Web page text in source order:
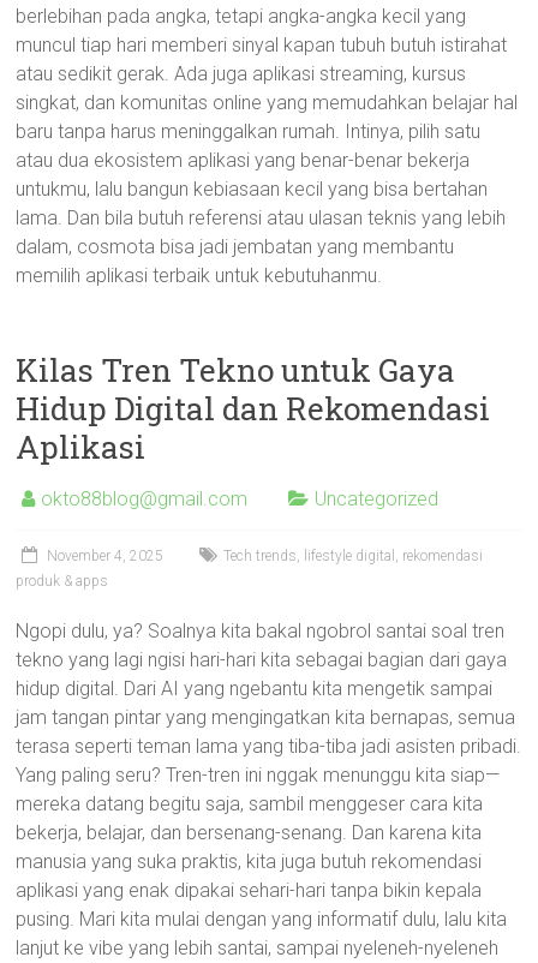
berlebihan pada angka, tetapi angka-angka kecil yang
muncul tiap hari memberi sinyal kapan tubuh butuh istirahat
atau sedikit gerak. Ada juga aplikasi streaming, kursus
singkat, dan komunitas online yang memudahkan belajar hal
baru tanpa harus meninggalkan rumah. Intinya, pilih satu
atau dua ekosistem aplikasi yang benar-benar bekerja
untukmu, lalu bangun kebiasaan kecil yang bisa bertahan
lama. Dan bila butuh referensi atau ulasan teknis yang lebih
dalam, cosmota bisa jadi jembatan yang membantu
memilih aplikasi terbaik untuk kebutuhanmu.
Kilas Tren Tekno untuk Gaya
Hidup Digital dan Rekomendasi
Aplikasi
okto88blog@gmail.com Uncategorized
November 4, 2025
Tech trends, lifestyle digital, rekomendasi
produk & apps
Ngopi dulu, ya? Soalnya kita bakal ngobrol santai soal tren
tekno yang lagi ngisi hari-hari kita sebagai bagian dari gaya
hidup digital. Dari AI yang ngebantu kita mengetik sampai
jam tangan pintar yang mengingatkan kita bernapas, semua
terasa seperti teman lama yang tiba-tiba jadi asisten pribadi.
Yang paling seru? Tren-tren ini nggak menunggu kita siap—
mereka datang begitu saja, sambil menggeser cara kita
bekerja, belajar, dan bersenang-senang. Dan karena kita
manusia yang suka praktis, kita juga butuh rekomendasi
aplikasi yang enak dipakai sehari-hari tanpa bikin kepala
pusing. Mari kita mulai dengan yang informatif dulu, lalu kita
lanjut ke vibe yang lebih santai, sampai nyeleneh-nyeleneh